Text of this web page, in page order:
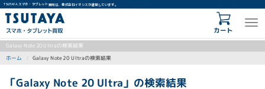
TSUTAYA スマホ・タブレット買取は、株式会社イオシスが運営しています。
カート
Galaxy Note 20 Ultraの検索結果
ホーム Galaxy Note 20 Ultraの検索結果
「Galaxy Note 20 Ultra」の検索結果